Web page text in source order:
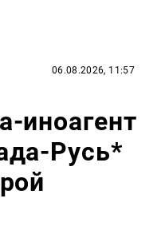
06.08.2026, 11:57
иноагент
Русь*